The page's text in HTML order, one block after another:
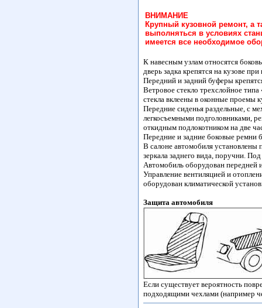
ВНИМАНИЕ
Крупный кузовной ремонт, а
выполняться в условиях
имеется все необходимое
К навесным узлам относятся
дверь задка крепятся на кузове
Передний и задний буферы
Ветровое стекло трехслойное
стекла вклеены в оконные проемы
Передние сиденья раздельные, с
легкосъемными подголовниками,
откидным подлокотником на две
Передние и задние боковые ремни
В салоне автомобиля установлены
зеркала заднего вида, поручни.
Автомобиль оборудован передней
Управление вентиляцией и
оборудован климатической
Защита автомобиля
Если существует вероятность
подходящими чехлами (например